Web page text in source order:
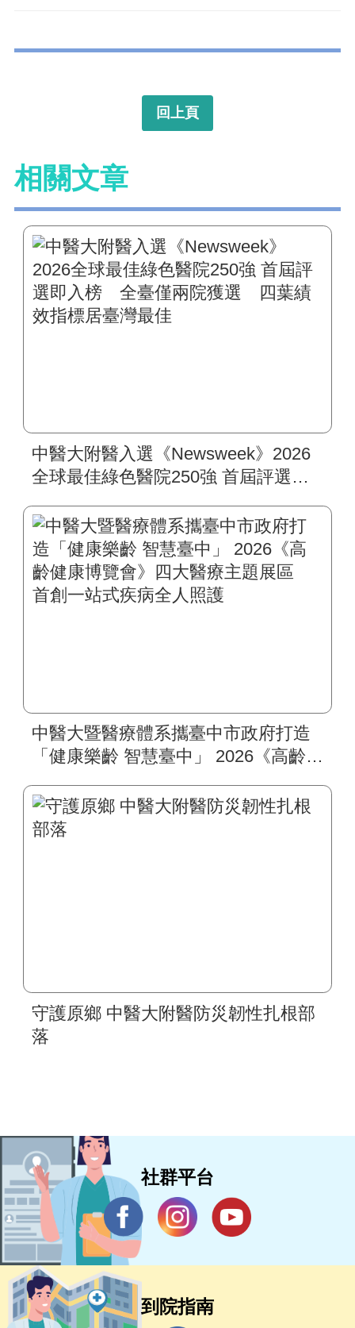
回上頁
相關文章
中醫大附醫入選《Newsweek》2026
全球最佳綠色醫院250強 首屆評選即
標居臺灣最佳
中醫大暨醫療體系攜臺中市政府打造
「健康樂齡 智慧臺中」 2026《高齡健
一站式疾病全人照護
守護原鄉 中醫大附醫防災韌性扎根部
落
社群平台
到院指南